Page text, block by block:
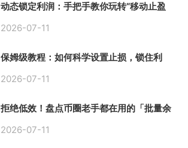
动态锁定利润：手把手教你玩转“移动止盈
2026-07-11
保姆级教程：如何科学设置止损，锁住利
2026-07-11
拒绝低效！盘点币圈老手都在用的「批量余
2026-07-11